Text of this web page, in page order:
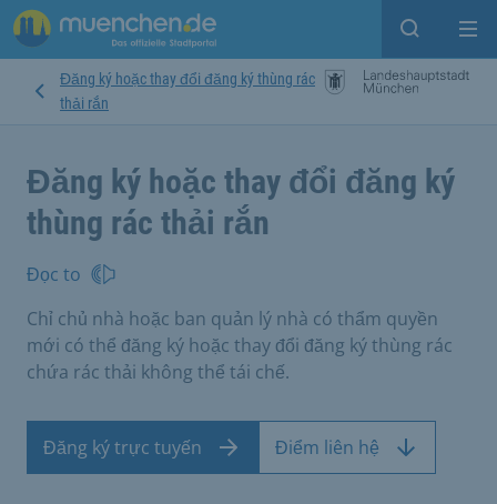
Open
Đăng ký hoặc thay đổi đăng ký thùng rác
thải rắn
Đăng ký hoặc thay đổi đăng ký
thùng rác thải rắn
Đọc to
Chỉ chủ nhà hoặc ban quản lý nhà có thẩm quyền
mới có thể đăng ký hoặc thay đổi đăng ký thùng rác
chứa rác thải không thể tái chế.
Đăng ký trực tuyến Điểm liên hệ